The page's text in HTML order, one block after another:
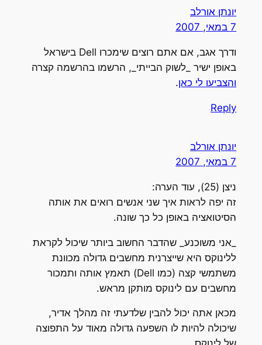
יונתן אורלב
ודרך אגב, אם אתם רוצים שימכרו Dell בישראל
באופן ישיר _לשוק הבייתי_, הרשמו בהרשמה קצרה
והצביעו לי כאן.
Reply
יונתן אורלב
ניצן (25), עוד הערה:
זה יפה לראות איך שני אנשים רואים את אותה
הסיטואציה באופן כל כך שונה.
_אני משוכנע_ שהדבר החשוב ביותר שיכול לקראת
ללינוקס היא שייצרנית מחשבים גדולה מכוונת
משתמשי קצה (כמו Dell) תאמץ אותה ותמכור
מחשבים עם לינוקס מותקן מראש.
מכאן אתה יכול להבין שלדעתי זה מהלך אדיר,
שיכולה להיות לו השפעה גדולה מאוד על התפוצה